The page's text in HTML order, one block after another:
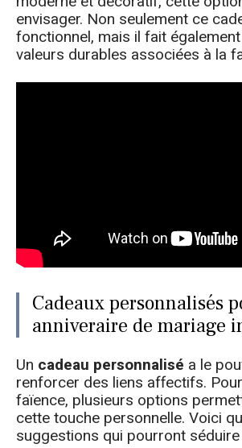
envisager. Non seulement ce
fonctionnel, mais il fait
valeurs durables associées à la
Cadeaux personnalisés
anniveraire de mariage
Un cadeau personnalisé a le
renforcer des liens affectifs.
faïence, plusieurs options
cette touche personnelle. Voici
suggestions qui pourront séduire